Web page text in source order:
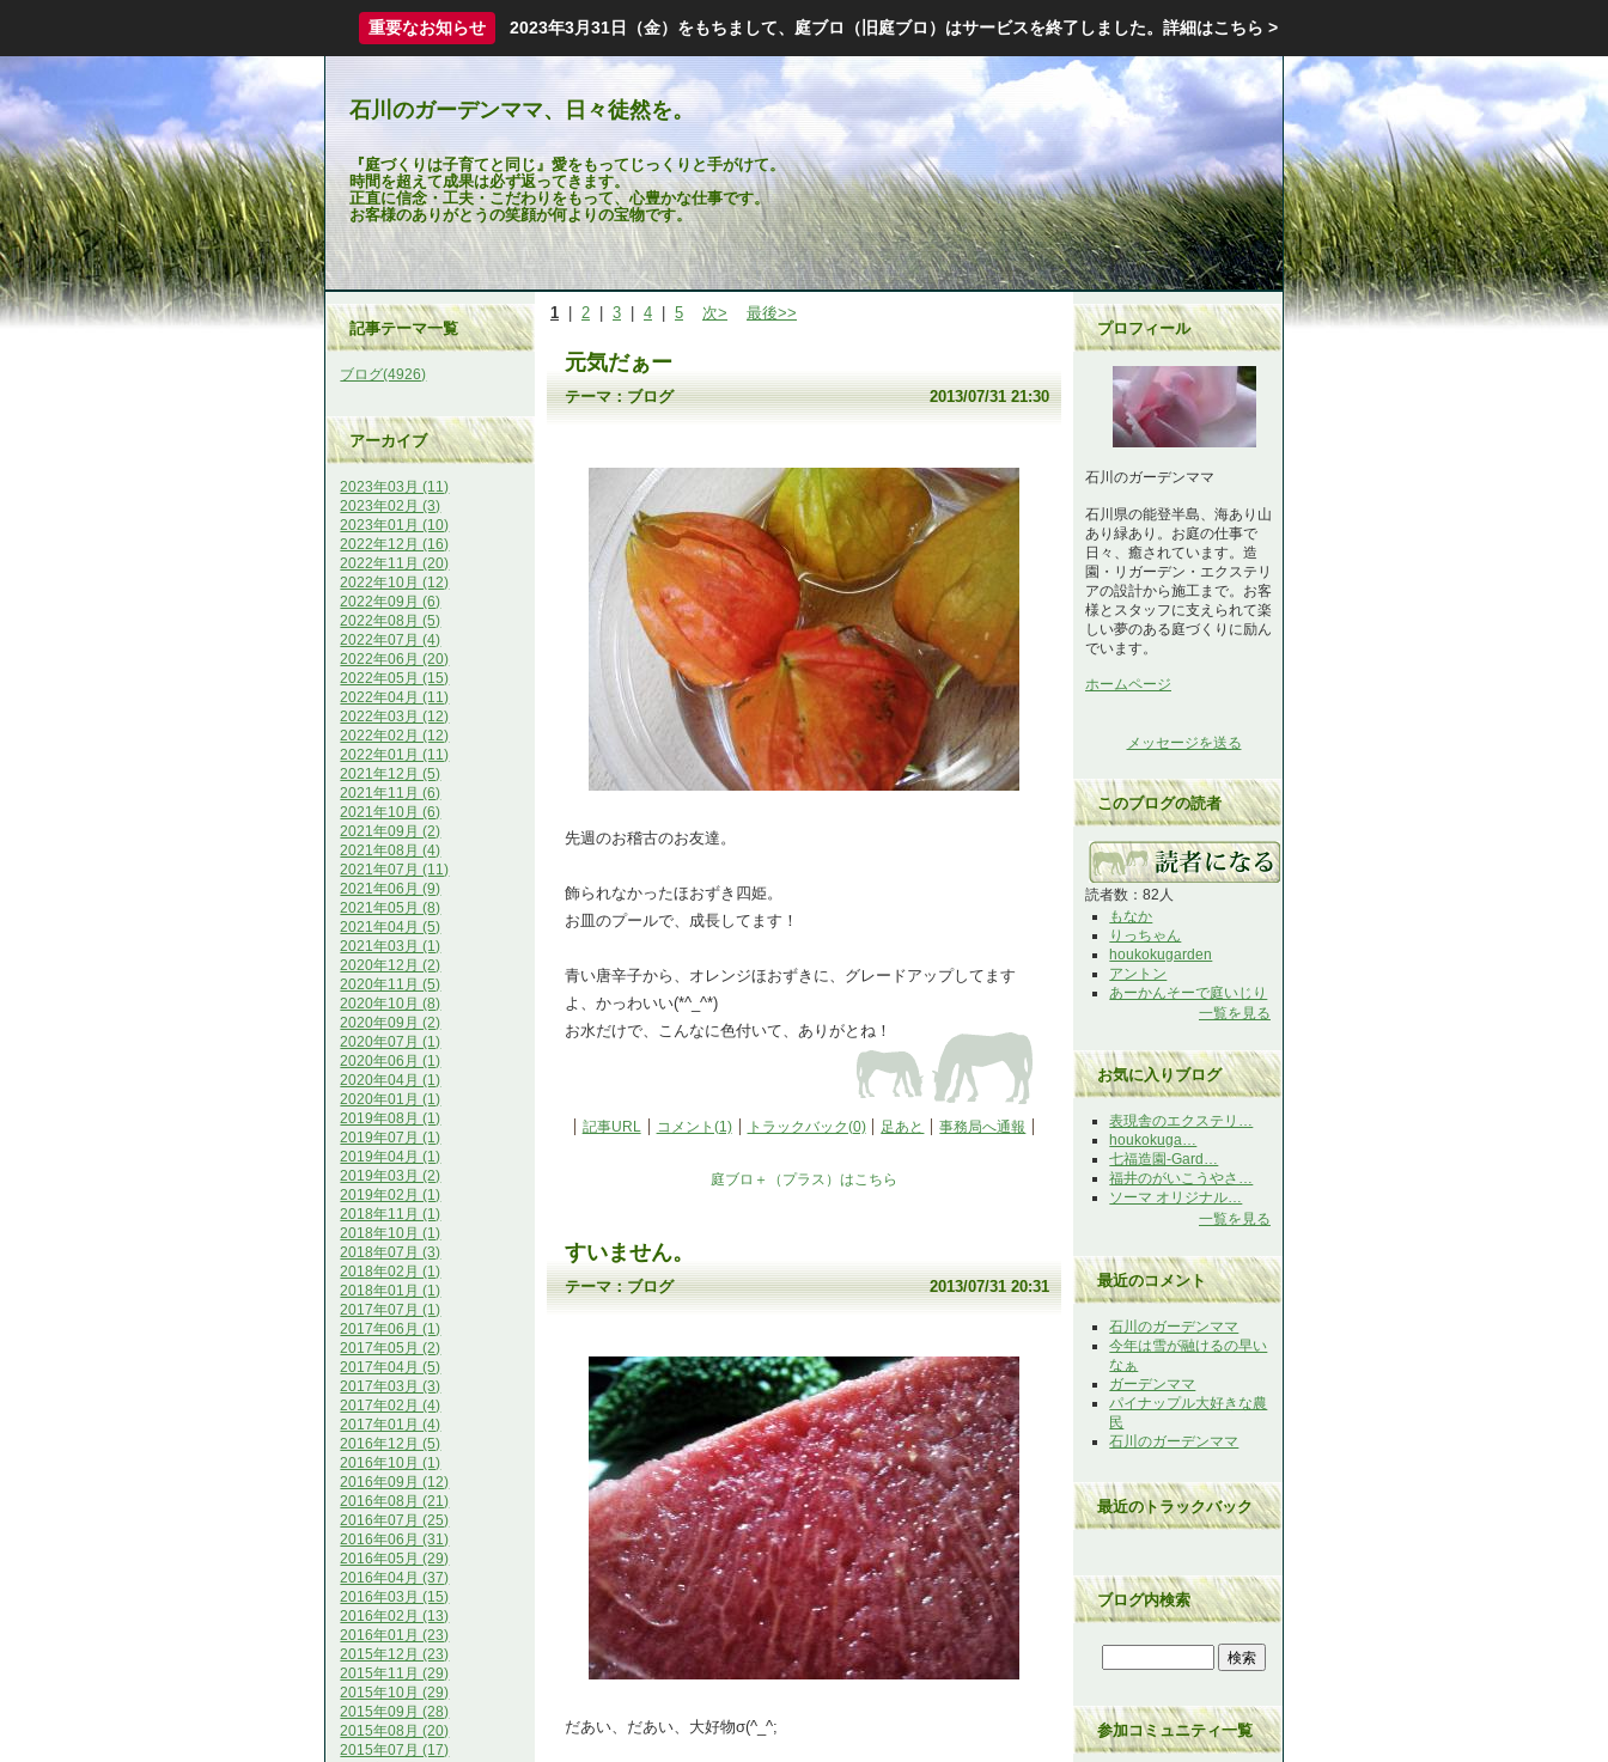
重要なお知らせ 2023年3月31日（金）をもちまして、庭ブロ（旧庭ブロ）はサービスを終了しました。 詳細はこちら >
石川のガーデンママ、日々徒然を。
『庭づくりは子育てと同じ』愛をもってじっくりと手がけて。
時間を超えて成果は必ず返ってきます。
正直に信念・工夫・こだわりをもって、心豊かな仕事です。
お客様のありがとうの笑顔が何よりの宝物です。
1 2 3 4 5 次> 最後>>
元気だぁー
テーマ：ブログ 2013/07/31 21:30
先週のお稽古のお友達。
飾られなかったほおずき四姫。
お皿のプールで、成長してます！
青い唐辛子から、オレンジほおずきに、グレードアップしてます
よ、かっわいい(*^_^*)
お水だけで、こんなに色付いて、ありがとね！
記事URL コメント(1) トラックバック(0) 足あと 事務局へ通報
庭ブロ＋（プラス）はこちら
すいません。
テーマ：ブログ 2013/07/31 20:31
だあい、だあい、大好物σ(^_^;
記事テーマ一覧
ブログ(4926)
アーカイブ
2023年03月 (11)
2023年02月 (3)
2023年01月 (10)
2022年12月 (16)
2022年11月 (20)
2022年10月 (12)
2022年09月 (6)
2022年08月 (5)
2022年07月 (4)
2022年06月 (20)
2022年05月 (15)
2022年04月 (11)
2022年03月 (12)
2022年02月 (12)
2022年01月 (11)
2021年12月 (5)
2021年11月 (6)
2021年10月 (6)
2021年09月 (2)
2021年08月 (4)
2021年07月 (11)
2021年06月 (9)
2021年05月 (8)
2021年04月 (5)
2021年03月 (1)
2020年12月 (2)
2020年11月 (5)
2020年10月 (8)
2020年09月 (2)
2020年07月 (1)
2020年06月 (1)
2020年04月 (1)
2020年01月 (1)
2019年08月 (1)
2019年07月 (1)
2019年04月 (1)
2019年03月 (2)
2019年02月 (1)
2018年11月 (1)
2018年10月 (1)
2018年07月 (3)
2018年02月 (1)
2018年01月 (1)
2017年07月 (1)
2017年06月 (1)
2017年05月 (2)
2017年04月 (5)
2017年03月 (3)
2017年02月 (4)
2017年01月 (4)
2016年12月 (5)
2016年10月 (1)
2016年09月 (12)
2016年08月 (21)
2016年07月 (25)
2016年06月 (31)
2016年05月 (29)
2016年04月 (37)
2016年03月 (15)
2016年02月 (13)
2016年01月 (23)
2015年12月 (23)
2015年11月 (29)
2015年10月 (29)
2015年09月 (28)
2015年08月 (20)
2015年07月 (17)
プロフィール
石川のガーデンママ
石川県の能登半島、海あり山
あり緑あり。お庭の仕事で
日々、癒されています。造
園・リガーデン・エクステリ
アの設計から施工まで。お客
様とスタッフに支えられて楽
しい夢のある庭づくりに励ん
でいます。
ホームページ
メッセージを送る
このブログの読者
読者数：82人
もなか
りっちゃん
houkokugarden
アントン
あーかんそーで庭いじり
一覧を見る
お気に入りブログ
表現舎のエクステリ…
houkokuga…
七福造園-Gard…
福井のがいこうやさ…
ソーマ オリジナル…
一覧を見る
最近のコメント
石川のガーデンママ
今年は雪が融けるの早い
なぁ
ガーデンママ
パイナップル大好きな農
民
石川のガーデンママ
最近のトラックバック
ブログ内検索
参加コミュニティ一覧